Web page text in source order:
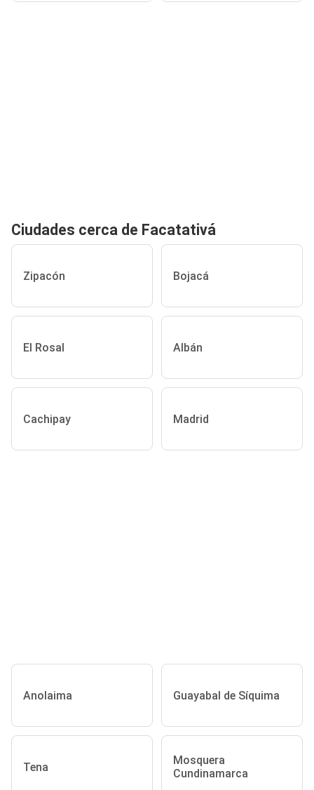
Ciudades cerca de Facatativá
Zipacón Bojacá
El Rosal Albán
Cachipay Madrid
Anolaima Guayabal de Síquima
Tena
Mosquera
Cundinamarca